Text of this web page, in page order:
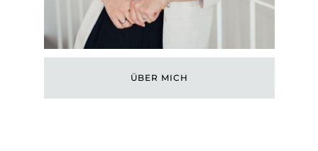
ÜBER MICH